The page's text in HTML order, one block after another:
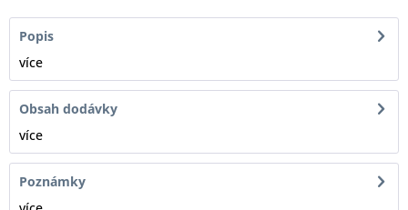
Popis
více
Obsah dodávky
více
Poznámky